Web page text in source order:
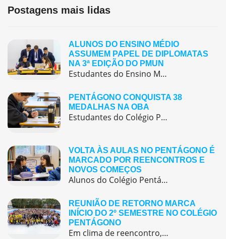
Postagens mais lidas
ALUNOS DO ENSINO MÉDIO
ASSUMEM PAPEL DE DIPLOMATAS
NA 3ª EDIÇÃO DO PMUN
Estudantes do Ensino Médio do Colégio Pentágono protagonizaram uma simulação da ONU, defendendo posições de países em comitês temáticos e vivenciando, na prática, negociações diplomáticas multilíngues.
PENTÁGONO CONQUISTA 38
MEDALHAS NA OBA
Estudantes do Colégio Pentágono conquistam excelente resultado na Olimpíada Brasileira de Astronomia e Astronáutica (OBA) 2025, somando 38 medalhas.
VOLTA ÀS AULAS NO PENTÁGONO É
MARCADO POR REENCONTROS E
NOVOS COMEÇOS
Alunos do Colégio Pentágono retornaram às aulas trazendo o entusiasmo dos reencontros e o desejo de seguir aprendendo com significado.
REUNIÃO DE RETORNO MARCA
INÍCIO DO 2º SEMESTRE NO COLÉGIO
PENTÁGONO
Em clima de reencontro, a equipe pedagógica participou da abertura do semestre letivo com treinamentos e simulação de emergência